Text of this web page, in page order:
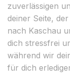
zuverlässigen
deiner Seite,
nach Kaschau
dich stressfrei
während wir
für dich